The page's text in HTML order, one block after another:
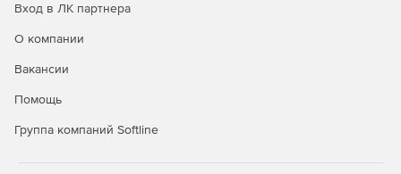
Вход в ЛК партнера
О компании
Вакансии
Помощь
Группа компаний Softline